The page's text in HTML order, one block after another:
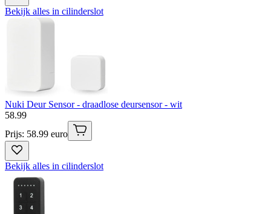
Bekijk alles in cilinderslot
Nuki Deur Sensor - draadlose deursensor - wit
58.99
Prijs: 58.99 euro
Bekijk alles in cilinderslot